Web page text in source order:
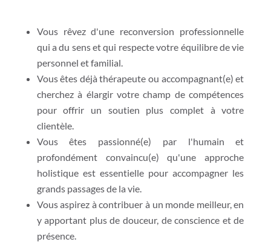
Vous rêvez d'une reconversion professionnelle
qui a du sens et qui respecte votre équilibre de vie
personnel et familial.
Vous êtes déjà thérapeute ou accompagnant(e) et
cherchez à élargir votre champ de compétences
pour offrir un soutien plus complet à votre
clientèle.
Vous êtes passionné(e) par l'humain et
profondément convaincu(e) qu'une approche
holistique est essentielle pour accompagner les
grands passages de la vie.
Vous aspirez à contribuer à un monde meilleur, en
y apportant plus de douceur, de conscience et de
présence.